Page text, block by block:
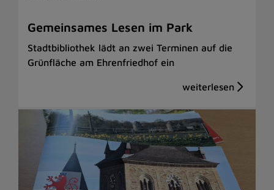
Gemeinsames Lesen im Park
Stadtbibliothek lädt an zwei Terminen auf die
Grünfläche am Ehrenfriedhof ein